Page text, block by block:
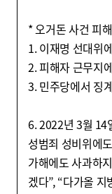
* 오거돈 사건 피
1. 이재명 선대위
2. 피해자 근무지
3. 민주당에서 징
6. 2022년 3월 14
성범죄 성비위에
가해에도 사과하
겠다”, “다가올